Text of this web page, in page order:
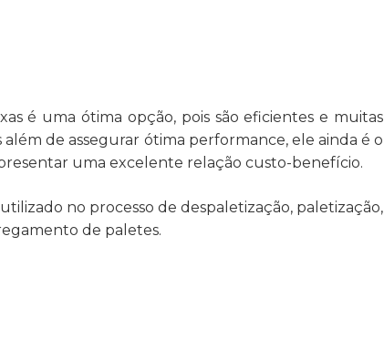
é uma ótima opção, pois são eficientes e muitas
de assegurar ótima performance, ele ainda é o
uma excelente relação custo-benefício.
no processo de despaletização, paletização,
de paletes.